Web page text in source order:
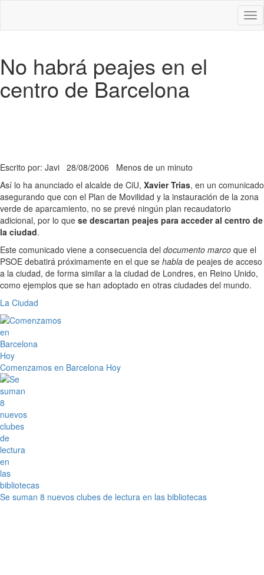
No habrá peajes en el
centro de Barcelona
Escrito por: Javi 28/08/2006 Menos de un minuto
Así lo ha anunciado el alcalde de CiU, Xavier Trias, en un comunicado
asegurando que con el Plan de Movilidad y la instauración de la zona
verde de aparcamiento, no se prevé ningún plan recaudatorio
adicional, por lo que se descartan peajes para acceder al centro de
la ciudad.
Este comunicado viene a consecuencia del documento marco que el
PSOE debatirá próximamente en el que se habla de peajes de acceso
a la ciudad, de forma similar a la ciudad de Londres, en Reino Unido,
como ejemplos que se han adoptado en otras ciudades del mundo.
La Ciudad
Comenzamos en Barcelona Hoy
Se suman 8 nuevos clubes de lectura en las bibliotecas